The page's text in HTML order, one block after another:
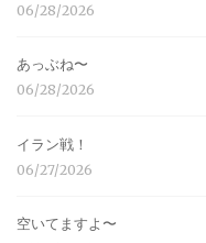
06/28/2026
あっぶね〜
06/28/2026
イラン戦！
06/27/2026
空いてますよ〜